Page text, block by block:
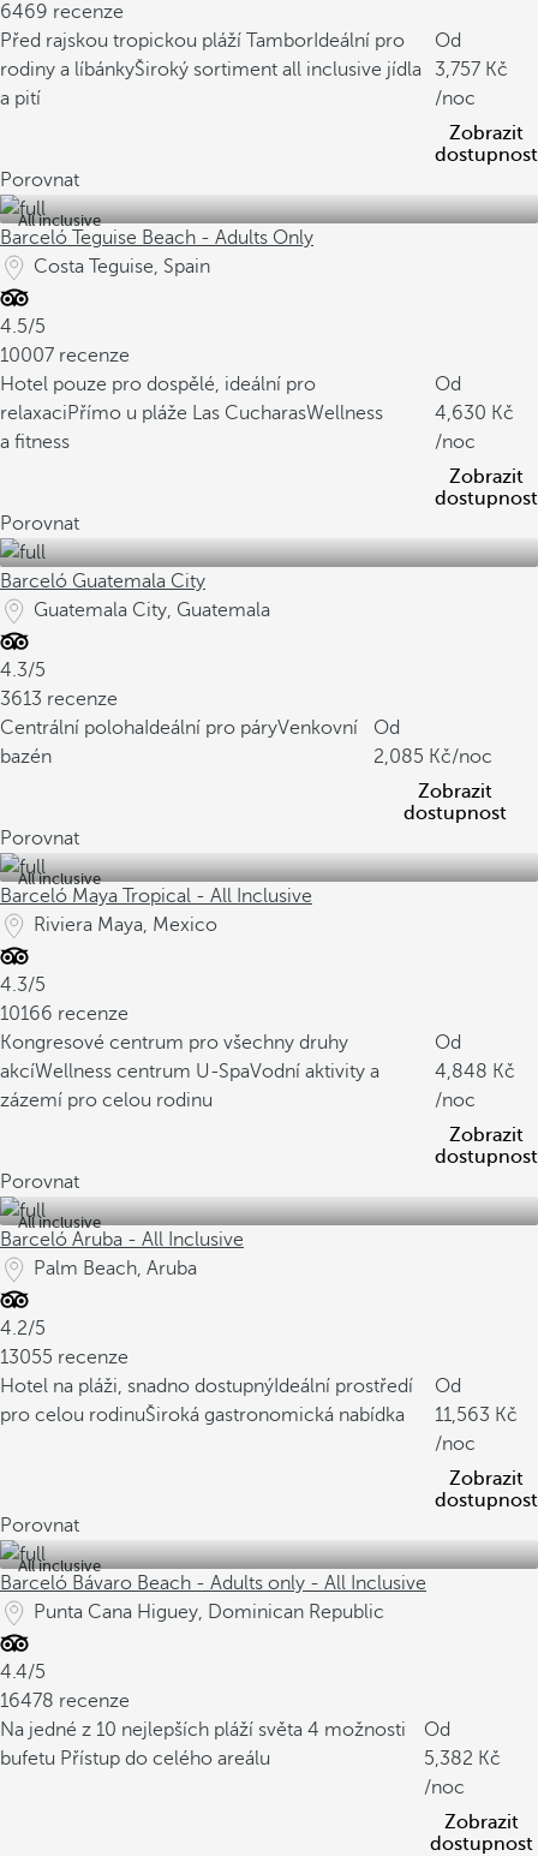
6469 recenze
Před rajskou tropickou pláží Tambor Ideální pro
rodiny a líbánkyŠiroký sortiment all inclusive jídla
a pití
Od
3,757
/noc
Zobrazit
dostupnost
Porovnat
All inclusive
Barceló Teguise Beach - Adults Only
Costa Teguise, Spain
4.5/5
10007 recenze
Hotel pouze pro dospělé, ideální pro
relaxaciPřímo u pláže Las CucharasWellness
a fitness
Od
4,630
/noc
Zobrazit
dostupnost
Porovnat
Barceló Guatemala City
Guatemala City, Guatemala
4.3/5
3613 recenze
Centrální poloha Ideální pro páryVenkovní
bazén
Od
2,085
/noc
Zobrazit
dostupnost
Porovnat
All inclusive
Barceló Maya Tropical - All Inclusive
Riviera Maya, Mexico
4.3/5
10166 recenze
Kongresové centrum pro všechny druhy
akcíWellness centrum U-SpaVodní aktivity a
zázemí pro celou rodinu
Od
4,848
/noc
Zobrazit
dostupnost
Porovnat
All inclusive
Barceló Aruba - All Inclusive
Palm Beach, Aruba
4.2/5
13055 recenze
Hotel na pláži, snadno dostupný Ideální prostředí
pro celou rodinuŠiroká gastronomická nabídka
Od
11,563
/noc
Zobrazit
dostupnost
Porovnat
All inclusive
Barceló Bávaro Beach - Adults only - All Inclusive
Punta Cana Higuey, Dominican Republic
4.4/5
16478 recenze
Na jedné z 10 nejlepších pláží světa 4 možnosti
bufetu Přístup do celého areálu
Od
5,382
/noc
Zobrazit
dostupnost